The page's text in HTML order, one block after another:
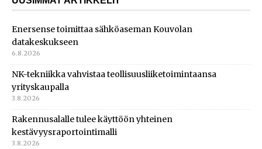
Enersense toimittaa sähköaseman Kouvolan
datakeskukseen
6.8.2026
NK-tekniikka vahvistaa teollisuusliiketoimintaansa
yrityskaupalla
3.8.2026
Rakennusalalle tulee käyttöön yhteinen
kestävyysraportointimalli
3.8.2026